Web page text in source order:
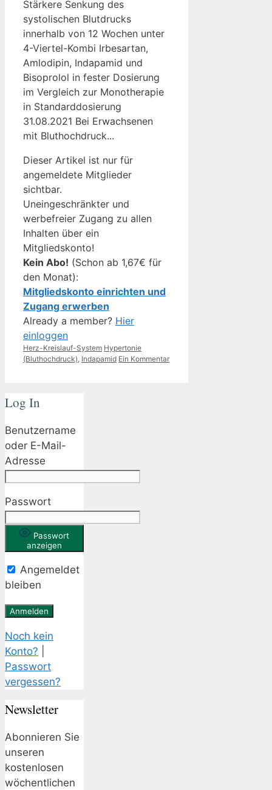
Stärkere Senkung des
systolischen Blutdrucks
innerhalb von 12 Wochen unter
4-Viertel-Kombi Irbesartan,
Amlodipin, Indapamid und
Bisoprolol in fester Dosierung
im Vergleich zur Monotherapie
in Standarddosierung
31.08.2021 Bei Erwachsenen
mit Bluthochdruck...
Dieser Artikel ist nur für
angemeldete Mitglieder
sichtbar.
Uneingeschränkter und
werbefreier Zugang zu allen
Inhalten über ein
Mitgliedskonto!
Kein Abo! (Schon ab 1,67€ für
den Monat):
Mitgliedskonto einrichten und
Zugang erwerben
Already a member? Hier
einloggen
Kategorien
Herz-Kreislauf-System Schlagwörter
Hypertonie
(Bluthochdruck), Indapamid Ein Kommentar
Log In
Benutzername
oder E-Mail-
Adresse
Passwort
Passwort
anzeigen
Angemeldet
bleiben
Noch kein
Konto?
Passwort
vergessen?
Newsletter
Abonnieren Sie
unseren
kostenlosen
wöchentlichen